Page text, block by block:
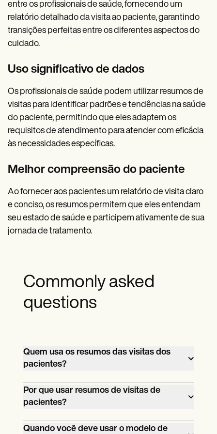
entre os profissionais de saúde, fornecendo um
relatório detalhado da visita ao paciente, garantindo
transições perfeitas entre os diferentes aspectos do
cuidado.
Uso significativo de dados
Os profissionais de saúde podem utilizar resumos de
visitas para identificar padrões e tendências na saúde
do paciente, permitindo que eles adaptem os
requisitos de atendimento para atender com eficácia
às necessidades específicas.
Melhor compreensão do paciente
Ao fornecer aos pacientes um relatório de visita claro
e conciso, os resumos permitem que eles entendam
seu estado de saúde e participem ativamente de sua
jornada de tratamento.
Commonly asked
questions
Quem usa os resumos das visitas dos
pacientes?
Pacientes, médicos de atenção primária e
profissionais de saúde usam os resumos
das visitas dos pacientes para rastrear os
detalhes da visita e facilitar a
Por que usar resumos de visitas de
pacientes?
Os resumos das visitas dos pacientes
Quando você deve usar o modelo de